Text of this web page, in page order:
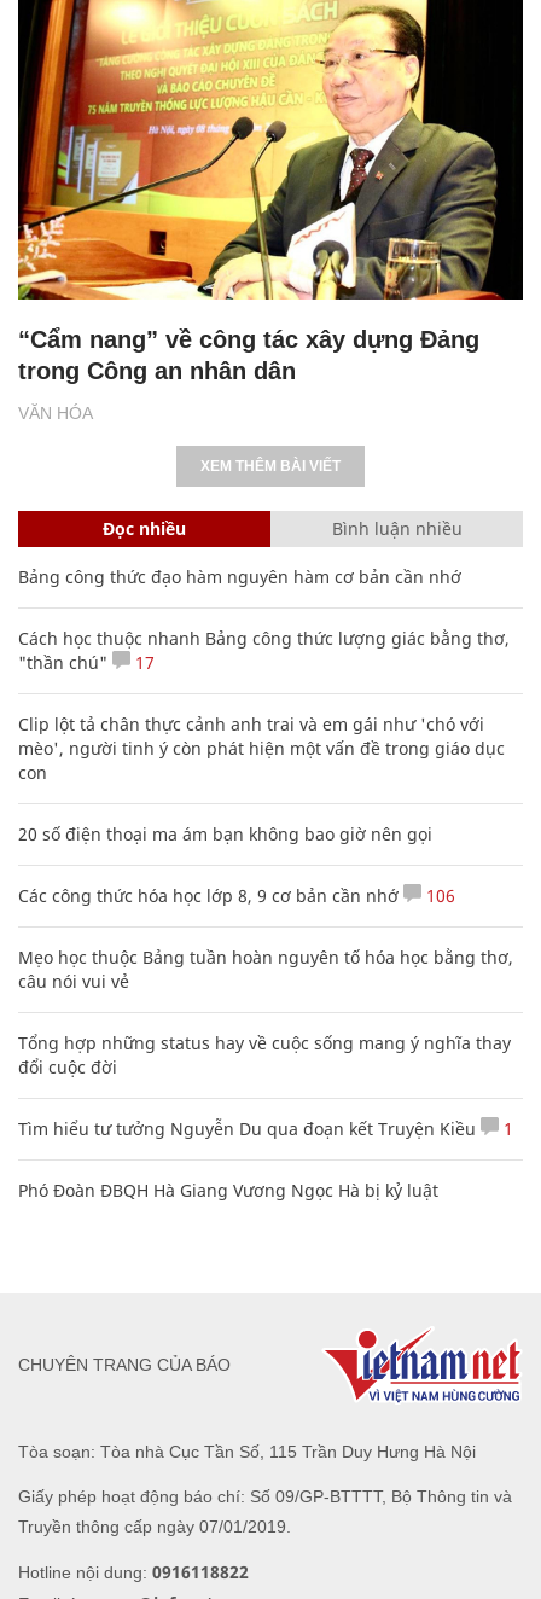
VĂN HÓA
“Cẩm nang” về công tác xây dựng Đảng
trong Công an nhân dân
XEM THÊM BÀI VIẾT
Đọc nhiều Bình luận nhiều
Bảng công thức đạo hàm nguyên hàm cơ bản cần nhớ
Cách học thuộc nhanh Bảng công thức lượng giác bằng thơ,
"thần chú"
17
Clip lột tả chân thực cảnh anh trai và em gái như 'chó với
mèo', người tinh ý còn phát hiện một vấn đề trong giáo dục
con
20 số điện thoại ma ám bạn không bao giờ nên gọi
Các công thức hóa học lớp 8, 9 cơ bản cần nhớ 106
Mẹo học thuộc Bảng tuần hoàn nguyên tố hóa học bằng thơ,
câu nói vui vẻ
Tổng hợp những status hay về cuộc sống mang ý nghĩa thay
đổi cuộc đời
Tìm hiểu tư tưởng Nguyễn Du qua đoạn kết Truyện Kiều 1
Phó Đoàn ĐBQH Hà Giang Vương Ngọc Hà bị kỷ luật
Tòa soạn: Tòa nhà Cục Tần Số, 115 Trần Duy Hưng Hà Nội
Giấy phép hoạt động báo chí: Số 09/GP-BTTTT, Bộ Thông tin và
Truyền thông cấp ngày 07/01/2019.
Hotline nội dung: 0916118822
CHUYÊN TRANG CỦA BÁO